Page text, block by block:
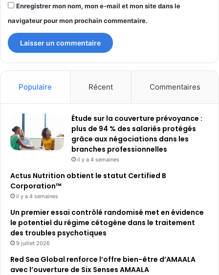
Enregistrer mon nom, mon e-mail et mon site dans le
navigateur pour mon prochain commentaire.
Populaire Récent Commentaires
Étude sur la couverture prévoyance :
plus de 94 % des salariés protégés
grâce aux négociations dans les
branches professionnelles
il y a 4 semaines
Actus Nutrition obtient le statut Certified B
Corporation™
il y a 4 semaines
Un premier essai contrôlé randomisé met en évidence
le potentiel du régime cétogène dans le traitement
des troubles psychotiques
9 juillet 2026
Red Sea Global renforce l’offre bien-être d’AMAALA
avec l’ouverture de Six Senses AMAALA